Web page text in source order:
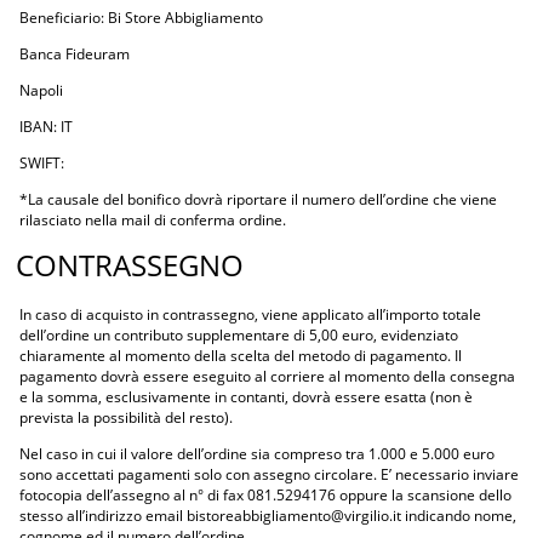
Beneficiario: Bi Store Abbigliamento
Banca Fideuram
Napoli
IBAN: IT
SWIFT:
*La causale del bonifico dovrà riportare il numero dell’ordine che viene
rilasciato nella mail di conferma ordine.
CONTRASSEGNO
In caso di acquisto in contrassegno, viene applicato all’importo totale
dell’ordine un contributo supplementare di 5,00 euro, evidenziato
chiaramente al momento della scelta del metodo di pagamento. Il
pagamento dovrà essere eseguito al corriere al momento della consegna
e la somma, esclusivamente in contanti, dovrà essere esatta (non è
prevista la possibilità del resto).
Nel caso in cui il valore dell’ordine sia compreso tra 1.000 e 5.000 euro
sono accettati pagamenti solo con assegno circolare. E’ necessario inviare
fotocopia dell’assegno al n° di fax 081.5294176 oppure la scansione dello
stesso all’indirizzo email bistoreabbigliamento@virgilio.it indicando nome,